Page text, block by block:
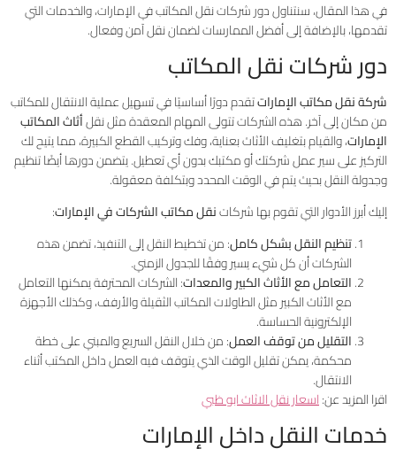
في هذا المقال، سنتناول دور شركات نقل المكاتب في الإمارات، والخدمات التي
تقدمها، بالإضافة إلى أفضل الممارسات لضمان نقل آمن وفعال.
دور شركات نقل المكاتب
شركة نقل مكاتب الإماراتتقدم دورًا أساسيًا في تسهيل عملية الانتقال للمكاتب
من مكان إلى آخر. هذه الشركات تتولى المهام المعقدة مثل نقلأثاث المكاتب
الإمارات، والقيام بتغليف الأثاث بعناية، وفك وتركيب القطع الكبيرة، مما يتيح لك
التركيز على سير عمل شركتك أو مكتبك بدون أي تعطيل. يتضمن دورها أيضًا تنظيم
وجدولة النقل بحيث يتم في الوقت المحدد وبتكلفة معقولة.
إليك أبرز الأدوار التي تقوم بها شركاتنقل مكاتب الشركات في الإمارات:
تنظيم النقل بشكل كامل: من تخطيط النقل إلى التنفيذ، تضمن هذه
الشركات أن كل شيء يسير وفقًا للجدول الزمني.
التعامل مع الأثاث الكبير والمعدات: الشركات المحترفة يمكنها التعامل
مع الأثاث الكبير مثل الطاولات المكاتب الثقيلة والأرفف، وكذلك الأجهزة
الإلكترونية الحساسة.
التقليل من توقف العمل: من خلال النقل السريع والمبني على خطة
محكمة، يمكن تقليل الوقت الذي يتوقف فيه العمل داخل المكتب أثناء
الانتقال.
اقرا المزيد عن:اسعار نقل الاثاث ابو ظبي
خدمات النقل داخل الإمارات